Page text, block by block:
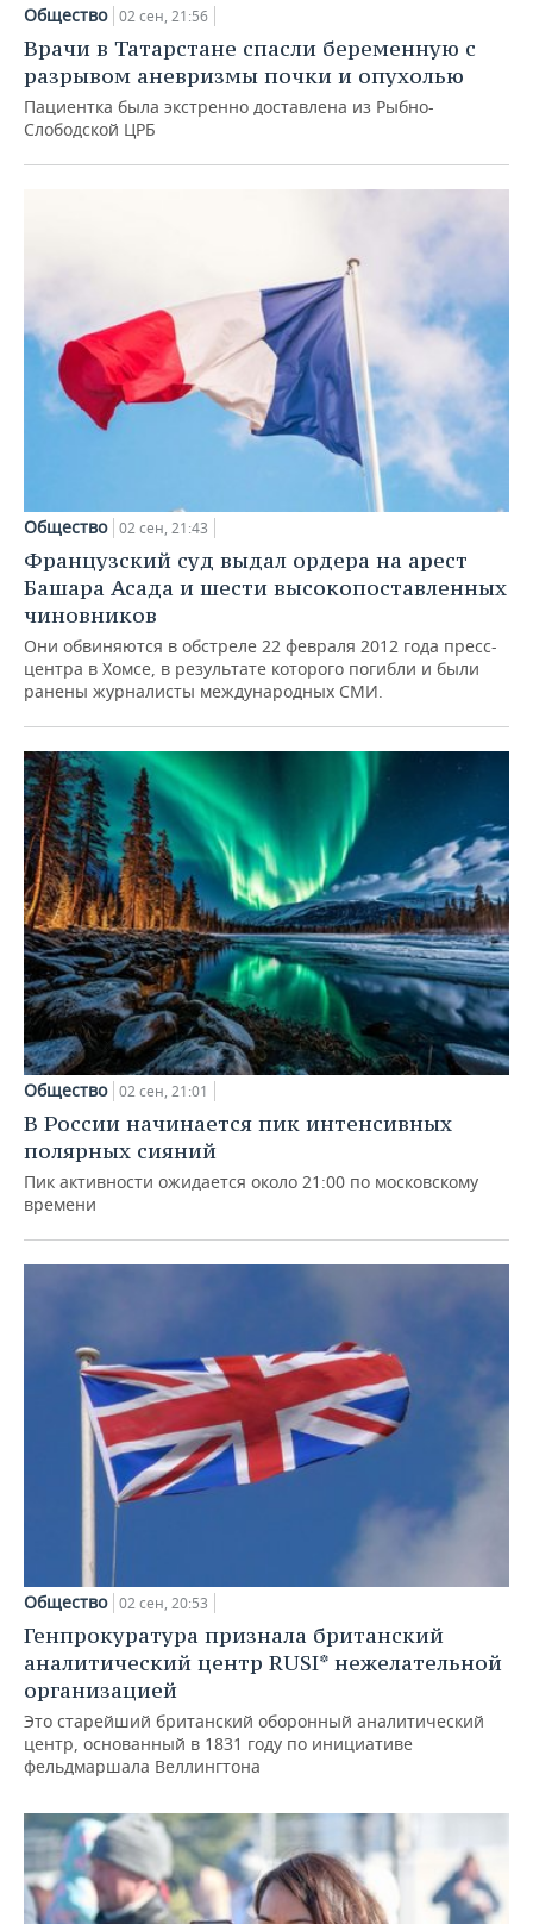
НЕФТЕХИМИЯ
НЕФТЬ
ОПК
ЭНЕРГЕТИКА
РОЗНИЧНАЯ ТОРГОВЛЯ
ТРАНСПОРТ
НОВОСТИ ТЕХНОЛОГИЙ
IT
МЕРОПРИЯТИЯ
НОВОСТИ МЕРОПРИЯТИЙ
ОТКРЫТАЯ ЛЕКЦИЯ
СПОРТ
БАСКЕТБОЛ
ВОЛЕЙБОЛ
КИБЕРСПОРТ
ВОДНЫЕ ВИДЫ СПОРТА
ХОККЕЙ С МЯЧОМ
ИНФРАСТРУКТУРА
ИСТОРИЯ
КУЛЬТУРА
ОБРАЗОВАНИЕ
ПРОИСШЕСТВИЯ
СПРАВОЧНИК
СПИСОК ПЕРСОН
СПИСОК КОМПАНИЙ
ПОЛНАЯ ВЕРСИЯ
Общество 02 сен, 21:56
Врачи в Татарстане спасли беременную с
разрывом аневризмы почки и опухолью
Пациентка была экстренно доставлена из Рыбно-
Слободской ЦРБ
Общество 02 сен, 21:43
Французский суд выдал ордера на арест
Башара Асада и шести высокопоставленных
чиновников
Они обвиняются в обстреле 22 февраля 2012 года пресс-
центра в Хомсе, в результате которого погибли и были
ранены журналисты международных СМИ.
Общество 02 сен, 21:01
В России начинается пик интенсивных
полярных сияний
Пик активности ожидается около 21:00 по московскому
времени
Общество 02 сен, 20:53
Генпрокуратура признала британский
аналитический центр RUSI* нежелательной
организацией
Это старейший британский оборонный аналитический
центр, основанный в 1831 году по инициативе
фельдмаршала Веллингтона